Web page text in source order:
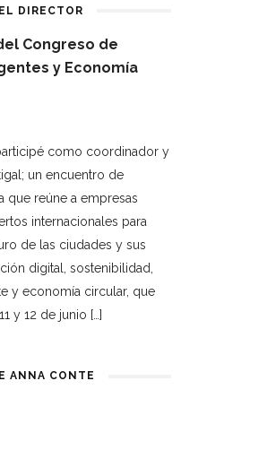
DIRECTOR
Congreso de
y Economía
como coordinador y
un encuentro de
que reúne a empresas
internacionales para
de las ciudades y sus
digital, sostenibilidad,
y economía circular, que
y 12 de junio […]
ANNA CONTE